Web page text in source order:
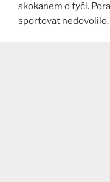
skokanem o tyči.
sportovat nedovolilo.